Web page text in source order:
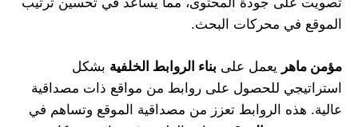
الموقع في محركات البحث.
مؤمن ماهر يعمل على بناء الروابط الخلفية بشكل
استراتيجي للحصول على روابط من مواقع ذات مصداقية
عالية. هذه الروابط تعزز من مصداقية الموقع وتساهم في